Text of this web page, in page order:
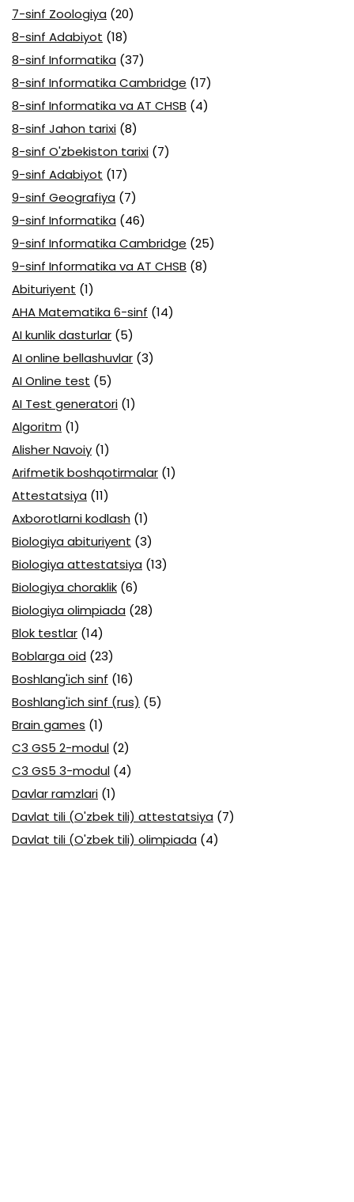
7-sinf Zoologiya (20)
8-sinf Adabiyot (18)
8-sinf Informatika (37)
8-sinf Informatika Cambridge (17)
8-sinf Informatika va AT CHSB (4)
8-sinf Jahon tarixi (8)
8-sinf O'zbekiston tarixi (7)
9-sinf Adabiyot (17)
9-sinf Geografiya (7)
9-sinf Informatika (46)
9-sinf Informatika Cambridge (25)
9-sinf Informatika va AT CHSB (8)
Abituriyent (1)
AHA Matematika 6-sinf (14)
AI kunlik dasturlar (5)
AI online bellashuvlar (3)
AI Online test (5)
AI Test generatori (1)
Algoritm (1)
Alisher Navoiy (1)
Arifmetik boshqotirmalar (1)
Attestatsiya (11)
Axborotlarni kodlash (1)
Biologiya abituriyent (3)
Biologiya attestatsiya (13)
Biologiya choraklik (6)
Biologiya olimpiada (28)
Blok testlar (14)
Boblarga oid (23)
Boshlang'ich sinf (16)
Boshlang'ich sinf (rus) (5)
Brain games (1)
C3 GS5 2-modul (2)
C3 GS5 3-modul (4)
Davlar ramzlari (1)
Davlat tili (O'zbek tili) attestatsiya (7)
Davlat tili (O'zbek tili) olimpiada (4)